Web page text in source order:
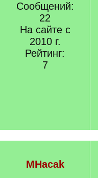
Сообщений:
22
На сайте с
2010 г.
Рейтинг:
7
MHacak